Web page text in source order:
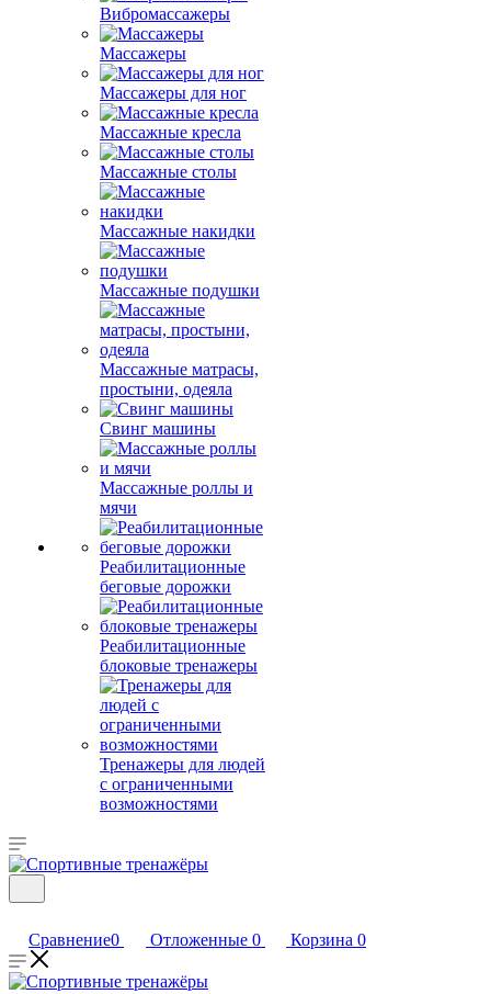
Вибромассажеры
Массажеры
Массажеры для ног
Массажные кресла
Массажные столы
Массажные накидки
Массажные подушки
Массажные матрасы,
простыни, одеяла
Свинг машины
Массажные роллы и
мячи
Реабилитационные
беговые дорожки
Реабилитационные
блоковые тренажеры
Тренажеры для людей
с ограниченными
возможностями
Сравнение0 Отложенные 0 Корзина 0